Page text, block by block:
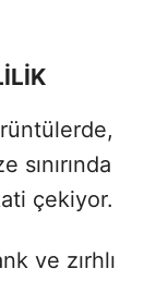
sınırında
çekiyor.
ve zırhlı